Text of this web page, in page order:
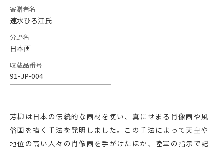
寄贈者名
速水ひろ江氏
分野名
日本画
収蔵品番号
91-JP-004
芳柳は日本の伝統的な画材を使い、真にせまる肖像画や風
俗画を描く手法を発明しました。この手法によって天皇や
地位の高い人々の肖像画を手がけたほか、陸軍の指示で記